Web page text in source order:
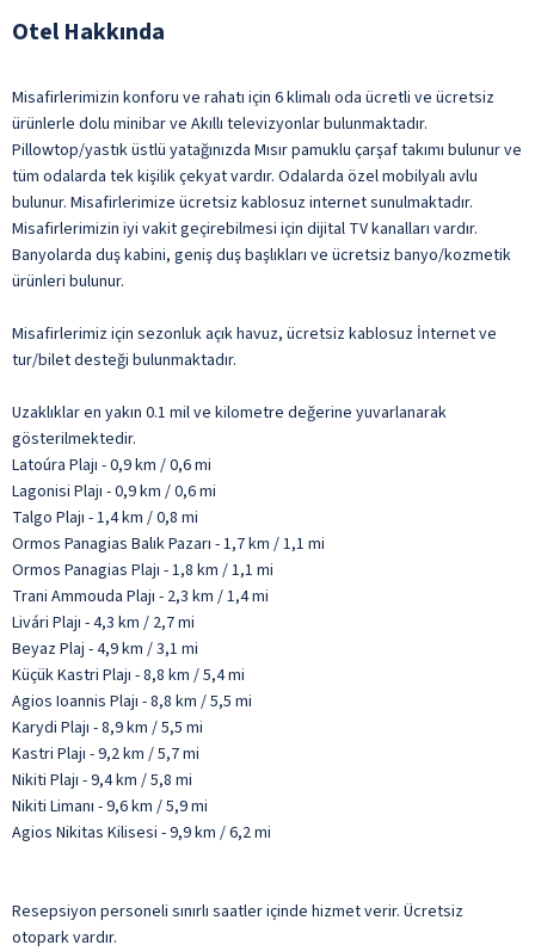
Otel Hakkında
Misafirlerimizin konforu ve rahatı için 6 klimalı oda ücretli ve ücretsiz
ürünlerle dolu minibar ve Akıllı televizyonlar bulunmaktadır.
Pillowtop/yastık üstlü yatağınızda Mısır pamuklu çarşaf takımı bulunur ve
tüm odalarda tek kişilik çekyat vardır. Odalarda özel mobilyalı avlu
bulunur. Misafirlerimize ücretsiz kablosuz internet sunulmaktadır.
Misafirlerimizin iyi vakit geçirebilmesi için dijital TV kanalları vardır.
Banyolarda duş kabini, geniş duş başlıkları ve ücretsiz banyo/kozmetik
ürünleri bulunur.
Misafirlerimiz için sezonluk açık havuz, ücretsiz kablosuz İnternet ve
tur/bilet desteği bulunmaktadır.
Uzaklıklar en yakın 0.1 mil ve kilometre değerine yuvarlanarak
gösterilmektedir.
Latoúra Plajı - 0,9 km / 0,6 mi
Lagonisi Plajı - 0,9 km / 0,6 mi
Talgo Plajı - 1,4 km / 0,8 mi
Ormos Panagias Balık Pazarı - 1,7 km / 1,1 mi
Ormos Panagias Plajı - 1,8 km / 1,1 mi
Trani Ammouda Plajı - 2,3 km / 1,4 mi
Livári Plajı - 4,3 km / 2,7 mi
Beyaz Plaj - 4,9 km / 3,1 mi
Küçük Kastri Plajı - 8,8 km / 5,4 mi
Agios Ioannis Plajı - 8,8 km / 5,5 mi
Karydi Plajı - 8,9 km / 5,5 mi
Kastri Plajı - 9,2 km / 5,7 mi
Nikiti Plajı - 9,4 km / 5,8 mi
Nikiti Limanı - 9,6 km / 5,9 mi
Agios Nikitas Kilisesi - 9,9 km / 6,2 mi
Resepsiyon personeli sınırlı saatler içinde hizmet verir. Ücretsiz
otopark vardır.